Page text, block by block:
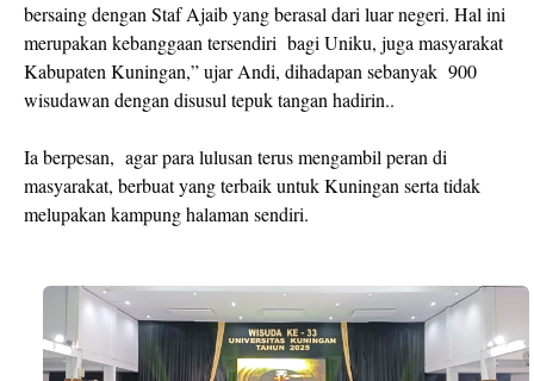
bersaing dengan Staf Ajaib yang berasal dari luar negeri. Hal ini
merupakan kebanggaan tersendiri bagi Uniku, juga masyarakat
Kabupaten Kuningan,” ujar Andi, dihadapan sebanyak 900
wisudawan dengan disusul tepuk tangan hadirin..
Ia berpesan, agar para lulusan terus mengambil peran di
masyarakat, berbuat yang terbaik untuk Kuningan serta tidak
melupakan kampung halaman sendiri.